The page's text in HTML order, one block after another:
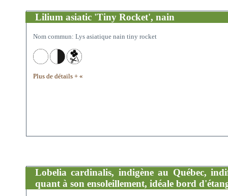
Lilium asiatic 'Tiny Rocket', nain
Nom commun: Lys asiatique nain tiny rocket
Plus de détails + «
Lobelia cardinalis, indigène au Québec,
quant à son ensoleillement, idéale bord